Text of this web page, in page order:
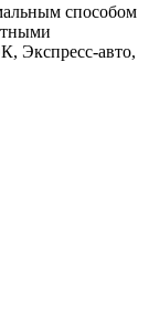
способом
Экспресс-авто,